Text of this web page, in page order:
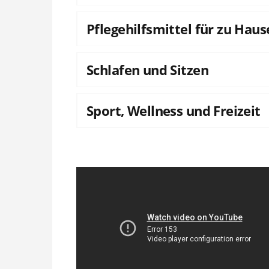
Pflegehilfsmittel für zu
Schlafen und Sitzen
Sport, Wellness und Freizeit